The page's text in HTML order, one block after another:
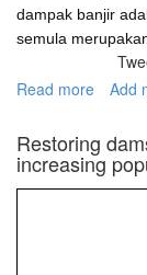
dampak banjir
semula
Read more about
dam,
Add
Restoring
increasing